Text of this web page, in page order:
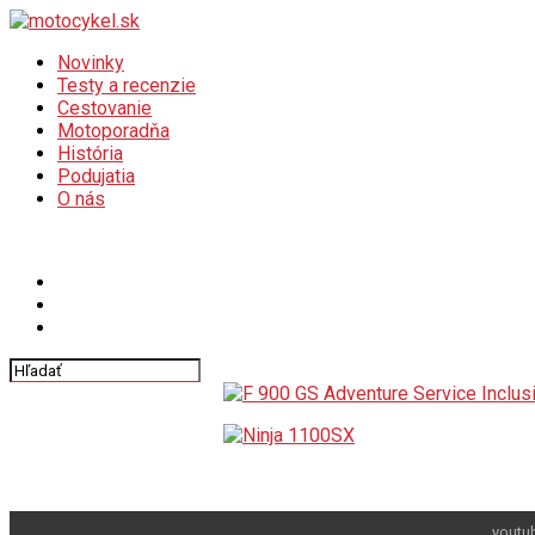
Novinky
Testy a recenzie
Cestovanie
Motoporadňa
História
Podujatia
O nás